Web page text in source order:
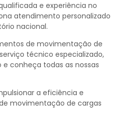
e experiência no
atendimento personalizado
nacional.
de movimentação de
técnico especializado,
conheça todas as nossas
a eficiência e
movimentação de cargas